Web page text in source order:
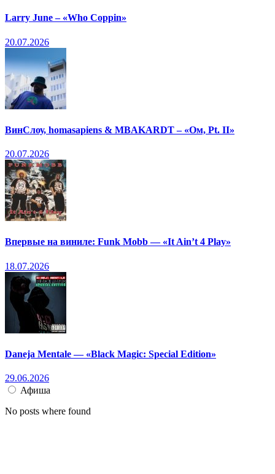
Larry June – «Who Coppin»
20.07.2026
ВинСлоу, homasapiens & MBAKARDT – «Ом, Pt. II»
20.07.2026
Впервые на виниле: Funk Mobb — «It Ain’t 4 Play»
18.07.2026
Daneja Mentale — «Black Magic: Special Edition»
29.06.2026
Афиша
No posts where found